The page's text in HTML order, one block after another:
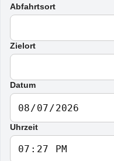
Abfahrtsort
Zielort
Datum
Uhrzeit